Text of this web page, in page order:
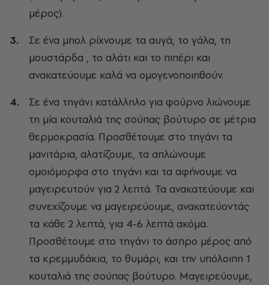
μέρος).
Σε ένα μπολ ρίχνουμε τα αυγά, το γάλα, τη
μουστάρδα , το αλάτι και το πιπέρι και
ανακατεύουμε καλά να ομογενοποιηθούν.
Σε ένα τηγάνι κατάλληλο για φούρνο λιώνουμε
τη μία κουταλιά της σούπας βούτυρο σε μέτρια
θερμοκρασία. Προσθέτουμε στο τηγάνι τα
μανιτάρια, αλατίζουμε, τα απλώνουμε
ομοιόμορφα στο τηγάνι και τα αφήνουμε να
μαγειρευτούν για 2 λεπτά. Τα ανακατεύουμε και
συνεχίζουμε να μαγειρεύουμε, ανακατεύοντάς
τα κάθε 2 λεπτά, για 4-6 λεπτά ακόμα.
Προσθέτουμε στο τηγάνι το άσπρο μέρος από
τα κρεμμυδάκια, το θυμάρι, και την υπόλοιπη 1
κουταλιά της σούπας βούτυρο. Μαγειρεύουμε,